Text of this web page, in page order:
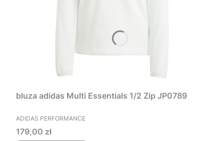
bluza adidas Multi Essentials 1/2 Zip JP0789
PRODUCENT
ADIDAS PERFORMANCE
Cena
179,00 zł